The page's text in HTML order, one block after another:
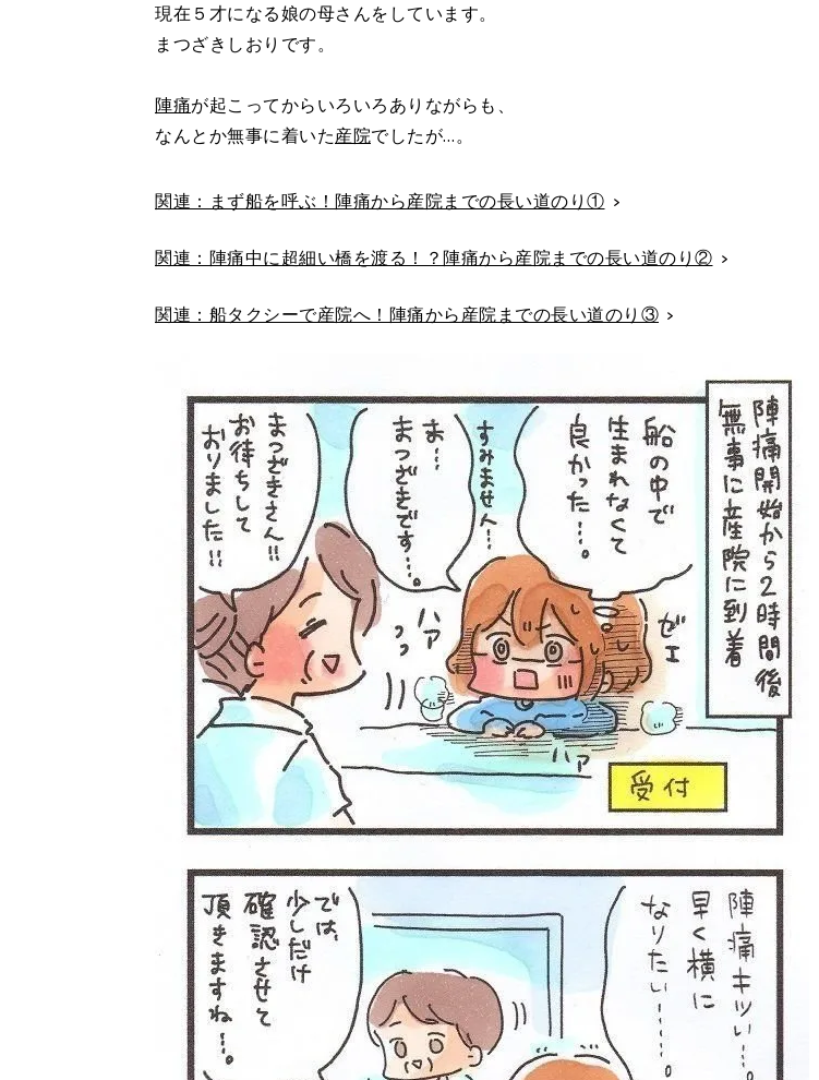
現在５才になる娘の母さんをしています。
まつざきしおりです。
陣痛が起こってからいろいろありながらも、
なんとか無事に着いた産院でしたが…。
関連：まず船を呼ぶ！陣痛から産院までの長い道のり①
関連：陣痛中に超細い橋を渡る！？陣痛から産院までの長い道のり②
関連：船タクシーで産院へ！陣痛から産院までの長い道のり③